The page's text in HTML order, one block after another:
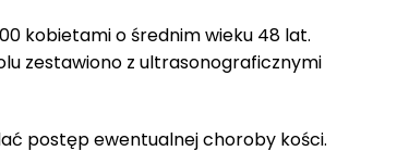
kobietami o średnim wieku 48 lat.
zestawiono z ultrasonograficznymi
postęp ewentualnej choroby kości.